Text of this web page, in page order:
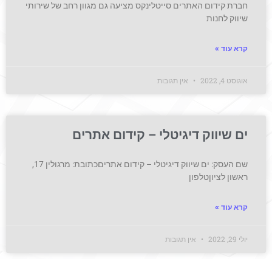
חברת קידום האתרים סייטלינקס מציעה גם מגוון רחב של שירותי
שיווק לחנות
קרא עוד »
אוגוסט 4, 2022 אין תגובות
ים שיווק דיגיטלי – קידום אתרים
שם העסק: ים שיווק דיגיטלי – קידום אתריםכתובת: מרגולין 17,
ראשון לציוןטלפון
קרא עוד »
יולי 29, 2022 אין תגובות